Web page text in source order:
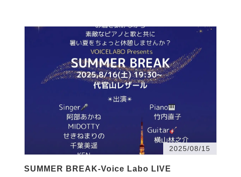
2025/08/15
SUMMER BREAK-Voice Labo LIVE